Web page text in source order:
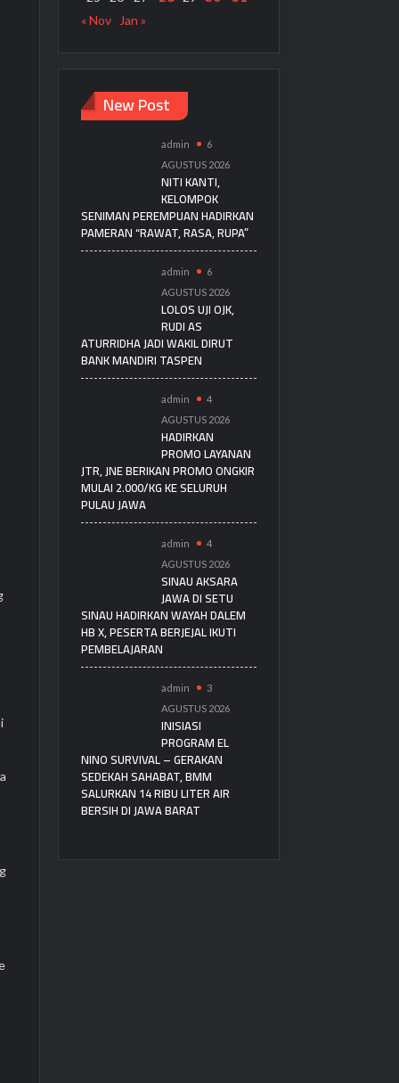
« Nov Jan »
New Post
admin
6
AGUSTUS 2026
NITI KANTI,
KELOMPOK
SENIMAN PEREMPUAN HADIRKAN
PAMERAN “RAWAT, RASA, RUPA”
admin
6
AGUSTUS 2026
LOLOS UJI OJK,
RUDI AS
ATURRIDHA JADI WAKIL DIRUT
BANK MANDIRI TASPEN
admin
4
AGUSTUS 2026
HADIRKAN
PROMO LAYANAN
JTR, JNE BERIKAN PROMO ONGKIR
MULAI 2.000/KG KE SELURUH
PULAU JAWA
admin
4
AGUSTUS 2026
SINAU AKSARA
JAWA DI SETU
SINAU HADIRKAN WAYAH DALEM
HB X, PESERTA BERJEJAL IKUTI
PEMBELAJARAN
admin
3
AGUSTUS 2026
INISIASI
PROGRAM EL
NINO SURVIVAL – GERAKAN
SEDEKAH SAHABAT, BMM
SALURKAN 14 RIBU LITER AIR
BERSIH DI JAWA BARAT